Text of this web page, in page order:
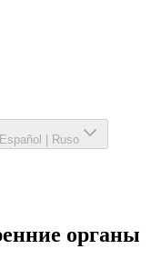
Español Ruso
органы